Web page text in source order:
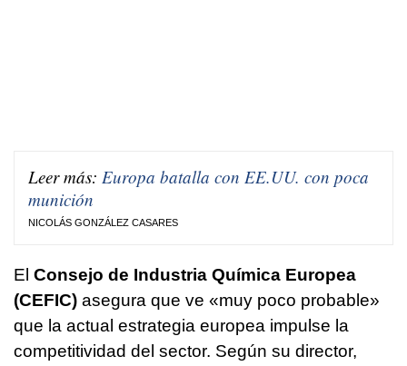
Leer más: Europa batalla con EE.UU. con poca
munición
NICOLÁS GONZÁLEZ CASARES
El Consejo de Industria Química Europea
(CEFIC) asegura que ve «muy poco probable»
que la actual estrategia europea impulse la
competitividad del sector. Según su director,